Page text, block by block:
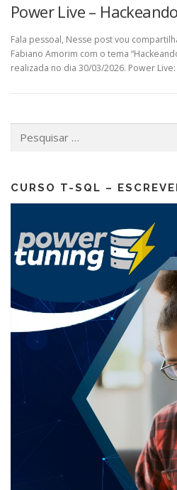
Power Live –
Fala pessoal, Nesse post vou
Fabiano Amorim com o tema
realizada no dia 30/03/2026. Power
por:
CURSO T-SQL –